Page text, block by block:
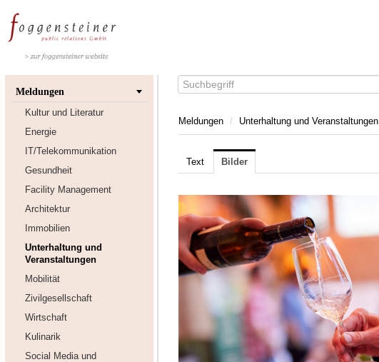
Meldungen
Kultur und Literatur
Energie
IT/Telekommunikation
Gesundheit
Facility Management
Architektur
Immobilien
Unterhaltung und
Veranstaltungen
Mobilität
Zivilgesellschaft
Wirtschaft
Kulinarik
Social Media und
Meldungen / Unterhaltung und Veranstaltungen
Text Bilder